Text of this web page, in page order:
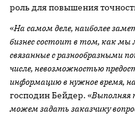
роль для повышения
«На самом деле, наиболее
бизнес состоит в том, как мы
связанные с разнообразными
числе, невозможностью
информацию в нужное время,
господин Бейдер. «Выполняя
можем задать заказчику